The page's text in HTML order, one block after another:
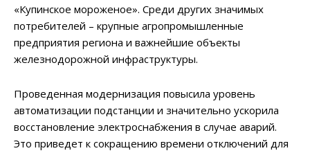
«Купинское мороженое». Среди других значимых
потребителей – крупные агропромышленные
предприятия региона и важнейшие объекты
железнодорожной инфраструктуры.
Проведенная модернизация повысила уровень
автоматизации подстанции и значительно ускорила
восстановление электроснабжения в случае аварий.
Это приведет к сокращению времени отключений для